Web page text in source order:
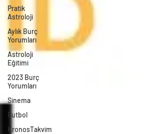
Pratik
Astroloji
Aylık Burç
Yorumları
Astroloji
Eğitimi
2023 Burç
Yorumları
Sinema
Futbol
KronosTakvim